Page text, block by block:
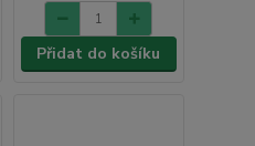
Přidat do košíku